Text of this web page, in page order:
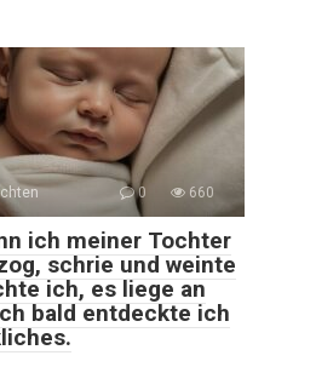
0 660
ich meiner Tochter
schrie und weinte
ich, es liege an
bald entdeckte ich